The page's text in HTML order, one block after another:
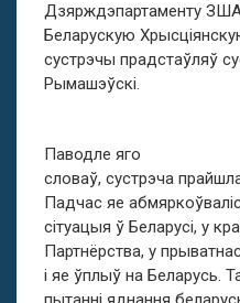
Дзярждэпартаменту
Беларускую
сустрэчы прадстаўляў
Рымашэўскі.
Паводле яго
словаў, сустрэча
Падчас яе
сітуацыя ў Беларусі, у
Партнёрства, у
і яе ўплыў на Беларусь.